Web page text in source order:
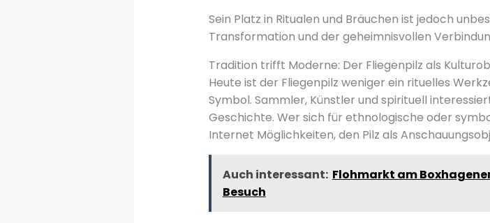
Sein Platz in Ritualen und Bräuchen ist jedoch
Transformation und der geheimnisvollen
Tradition trifft Moderne: Der Fliegenpilz als
Heute ist der Fliegenpilz weniger ein rituelles
Symbol. Sammler, Künstler und spirituell
Geschichte. Wer sich für ethnologische oder
Internet Möglichkeiten, den Pilz als
Auch interessant: Flohmarkt am
Besuch